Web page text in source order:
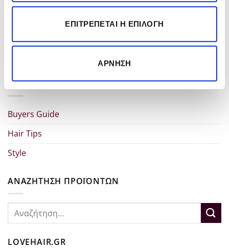
ΕΠΙΤΡΈΠΕΤΑΙ Η ΕΠΙΛΟΓΉ
ΆΡΝΗΣΗ
Αφήστε μια απάντηση
Για να σχολιάσετε πρέπει νασυνδεθείτε.
KΑΤΗΓΟΡΊΕΣ
Buyers Guide
Hair Tips
Style
ΑΝΑΖΗΤΗΣΗ ΠΡΟΪΟΝΤΩΝ
Αναζήτηση
LOVEHAIR.GR